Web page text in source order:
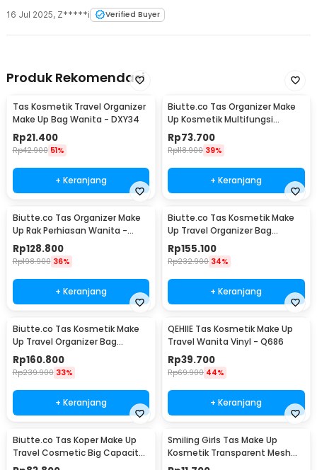
16 Jul 2025, Z*****i Verified Buyer
Produk Rekomendasi
Tas Kosmetik Travel Organizer
Make Up Bag Wanita - DXY34
Rp21.400
Rp42.900 51%
+ Keranjang
Biutte.co Tas Organizer Make
Up Kosmetik Multifungsi
25.5x23x9.5cm - F118
Rp73.700
Rp118.900 39%
+ Keranjang
Biutte.co Tas Organizer Make
Up Rak Perhiasan Wanita -
F250
Rp128.800
Rp198.900 36%
+ Keranjang
Biutte.co Tas Kosmetik Make
Up Travel Organizer Bag
Wanita 36x26x13cm - F150
Rp155.100
Rp232.900 34%
+ Keranjang
Biutte.co Tas Kosmetik Make
Up Travel Organizer Bag
Wanita 40x29x14cm - F150
Rp160.800
Rp239.900 33%
+ Keranjang
QEHIIE Tas Kosmetik Make Up
Travel Wanita Vinyl - Q686
Rp39.700
Rp69.900 44%
+ Keranjang
Biutte.co Tas Koper Make Up
Travel Cosmetic Big Capacity
Waterproof - F119
Smiling Girls Tas Make Up
Kosmetik Transparent Mesh
Flat Mouth Bag - SMG1